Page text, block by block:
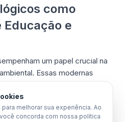
como
Educação e
um papel crucial na
Essas modernas
avançada com
proporcionar experiências
de exposições interativas,
melhorar sua experiência. Ao
concorda com nossa política